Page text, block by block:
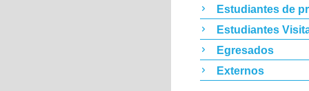
Estudiantes de
Estudiantes
Egresados
Externos